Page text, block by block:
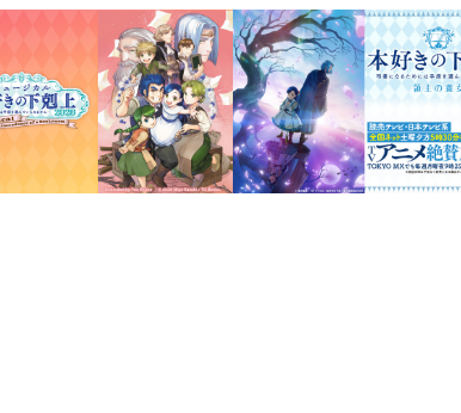
大幅加筆、大増量でお届
最終巻！
神殿に入ってからずっと見て
追われるローゼマインの心は
の旅立ちが近づいていた。
側近達も交えた餞別の食事会